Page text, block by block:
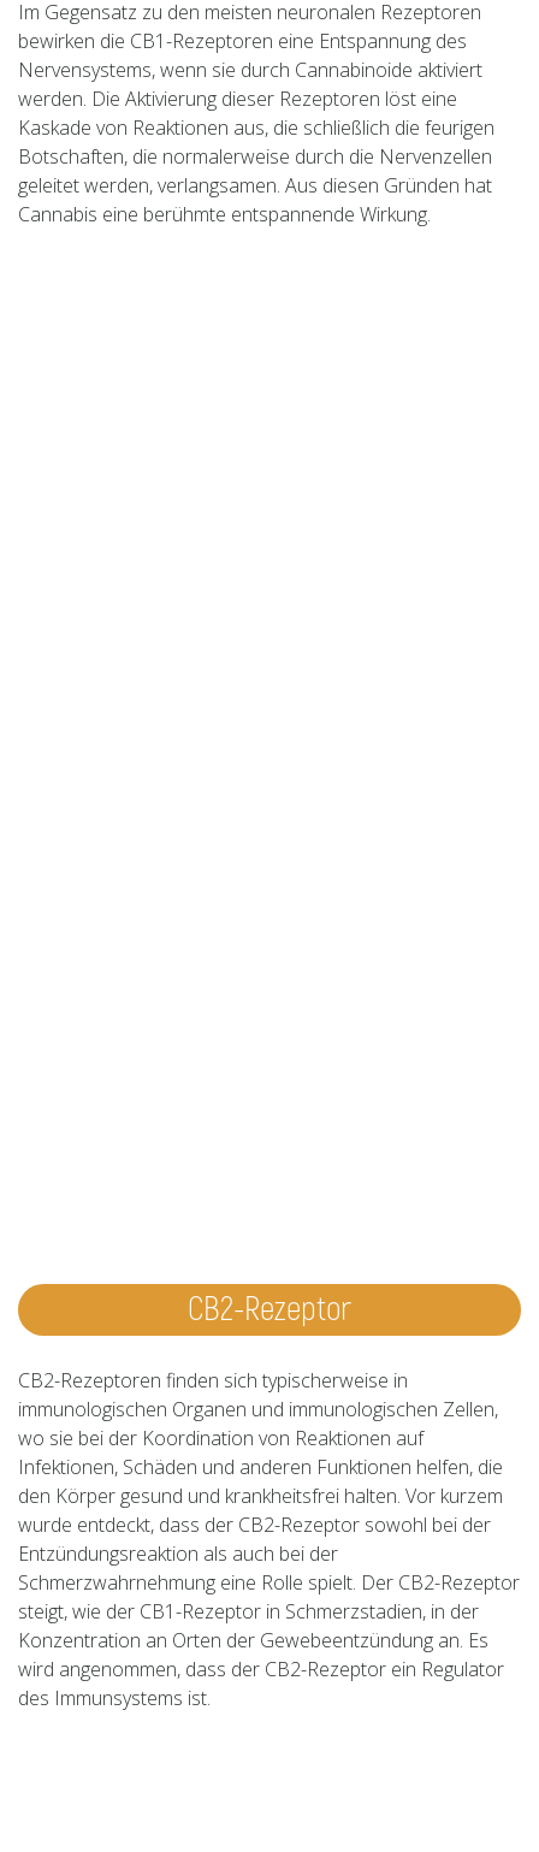
Im Gegensatz zu den meisten neuronalen Rezeptoren
bewirken die CB1-Rezeptoren eine Entspannung des
Nervensystems, wenn sie durch Cannabinoide aktiviert
werden. Die Aktivierung dieser Rezeptoren löst eine
Kaskade von Reaktionen aus, die schließlich die feurigen
Botschaften, die normalerweise durch die Nervenzellen
geleitet werden, verlangsamen. Aus diesen Gründen hat
Cannabis eine berühmte entspannende Wirkung.
CB2-Rezeptor
CB2-Rezeptoren finden sich typischerweise in
immunologischen Organen und immunologischen Zellen,
wo sie bei der Koordination von Reaktionen auf
Infektionen, Schäden und anderen Funktionen helfen, die
den Körper gesund und krankheitsfrei halten. Vor kurzem
wurde entdeckt, dass der CB2-Rezeptor sowohl bei der
Entzündungsreaktion als auch bei der
Schmerzwahrnehmung eine Rolle spielt. Der CB2-Rezeptor
steigt, wie der CB1-Rezeptor in Schmerzstadien, in der
Konzentration an Orten der Gewebeentzündung an. Es
wird angenommen, dass der CB2-Rezeptor ein Regulator
des Immunsystems ist.